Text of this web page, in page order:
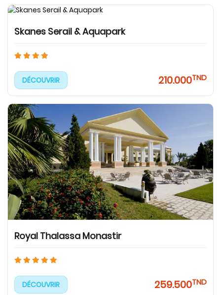
Skanes Serail & Aquapark
DÉCOUVRIR 210.000TND
Royal Thalassa Monastir
DÉCOUVRIR 259.500TND